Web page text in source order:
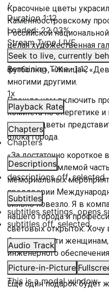
/
Duration1:12
Loaded:22.03%
Stream TypeLIVE
Seek to live, currently
Remaining Time-1:12
1x
Playback Rate
Chapters
Chapters
Descriptions
descriptions off, selected
Subtitles
subtitles settings, opens
subtitles off, selected
Audio Track
Picture-in-Picture
This is a modal window.
Красочные цветы
Каменноостровскому
Российской
целая художественная
полюбоваться такими
футболке», «Жница»,
многими другими.
Прежде чем включить
комитета по энергетике
подарил цветы
блока города.
«За достаточно
стали неотъемлемой
мемориальных
преддверии
сильно повезло. Я в
нашего города и
световых открыток. Хочу
благодарности
инженерного
Станислав Протасов.
Еще один подарок будет